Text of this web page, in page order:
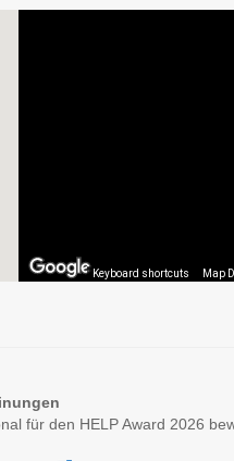
Keyboard shortcuts Map
für den HELP Award 2026